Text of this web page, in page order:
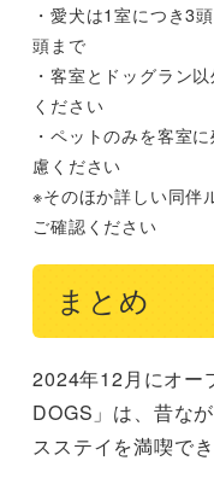
・愛犬は1室につき3
頭まで
・客室とドッグラン
ください
・ペットのみを客室
慮ください
※そのほか詳しい同伴
ご確認ください
まとめ
2024年12月にオー
DOGS」は、昔な
スステイを満喫でき